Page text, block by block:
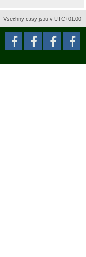
Všechny časy jsou v UTC+01:00